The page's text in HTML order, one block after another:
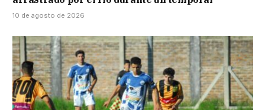
10 de agosto de 2026